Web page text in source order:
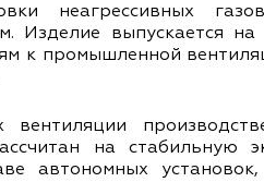
неагрессивных
Изделие выпускается
к промышленной
вентиляции
на стабильную
автономных